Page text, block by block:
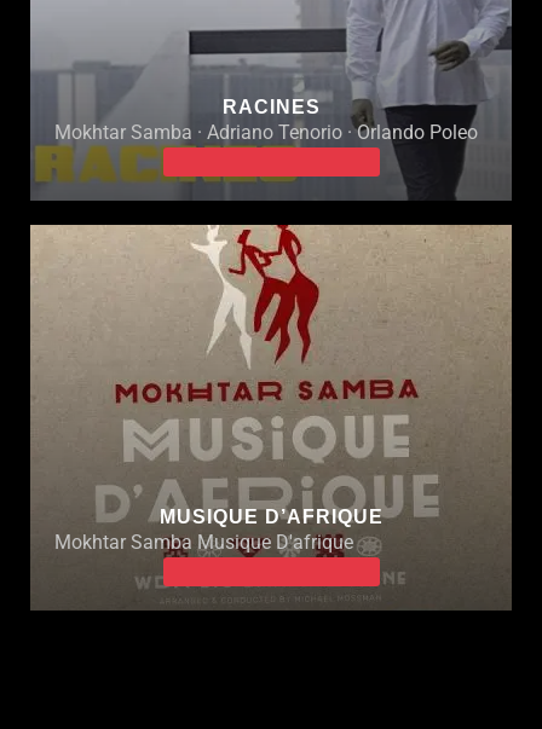
RACINES
Mokhtar Samba · Adriano Tenorio · Orlando Poleo
MUSIQUE D’AFRIQUE
Mokhtar Samba Musique D'afrique